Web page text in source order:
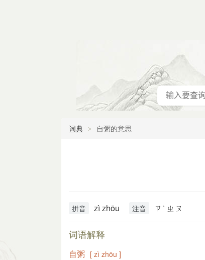
词典 自粥的意思
拼音 zì zhōu 注音 ㄗˋ ㄓㄡ
词语解释
自粥 [ zì zhōu ]